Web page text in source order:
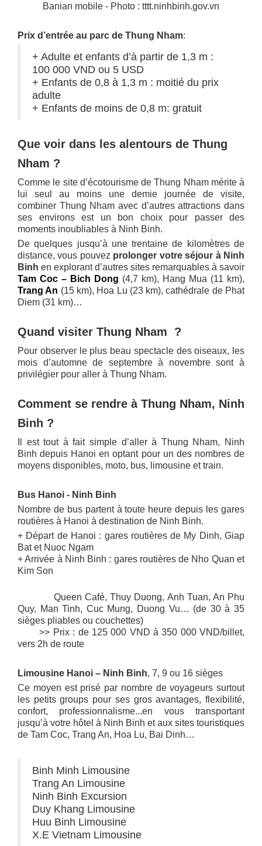
Banian mobile - Photo : tttt.ninhbinh.gov.vn
Prix d’entrée au parc de Thung Nham:
+ Adulte et enfants d’à partir de 1,3 m :
100 000 VND ou 5 USD
+ Enfants de 0,8 à 1,3 m : moitié du prix
adulte
+ Enfants de moins de 0,8 m: gratuit
Que voir dans les alentours de Thung
Nham ?
Comme le site d’écotourisme de Thung Nham mérite à
lui seul au moins une demie journée de visite,
combiner Thung Nham avec d’autres attractions dans
ses environs est un bon choix pour passer des
moments inoubliables à Ninh Binh.
De quelques jusqu’à une trentaine de kilomètres de
distance, vous pouvez prolonger votre séjour à Ninh
Binh en explorant d’autres sites remarquables à savoir
Tam Coc – Bich Dong (4,7 km), Hang Mua (11 km),
Trang An (15 km), Hoa Lu (23 km), cathédrale de Phat
Diem (31 km)…
Quand visiter Thung Nham ?
Pour observer le plus beau spectacle des oiseaux, les
mois d’automne de septembre à novembre sont à
privilégier pour aller à Thung Nham.
Comment se rendre à Thung Nham, Ninh
Binh ?
Il est tout à fait simple d’aller à Thung Nham, Ninh
Binh depuis Hanoi en optant pour un des nombres de
moyens disponibles, moto, bus, limousine et train.
Bus Hanoi - Ninh Binh
Nombre de bus partent à toute heure depuis les gares
routières à Hanoi à destination de Ninh Binh.
+ Départ de Hanoi : gares routières de My Dinh, Giap
Bat et Nuoc Ngam
+ Arrivée à Ninh Binh : gares routières de Nho Quan et
Kim Son
Queen Café, Thuy Duong, Anh Tuan, An Phu
Quy, Man Tinh, Cuc Mung, Duong Vu… (de 30 à 35
sièges pliables ou couchettes)
>> Prix : de 125 000 VND à 350 000 VND/billet,
vers 2h de route
Limousine Hanoi – Ninh Binh, 7, 9 ou 16 sièges
Ce moyen est prisé par nombre de voyageurs surtout
les petits groups pour ses gros avantages, flexibilité,
confort, professionnalisme...en vous transportant
jusqu’à votre hôtel à Ninh Binh et aux sites touristiques
de Tam Coc, Trang An, Hoa Lu, Bai Dinh…
Binh Minh Limousine
Trang An Limousine
Ninh Binh Excursion
Duy Khang Limousine
Huu Binh Limousine
X.E Vietnam Limousine